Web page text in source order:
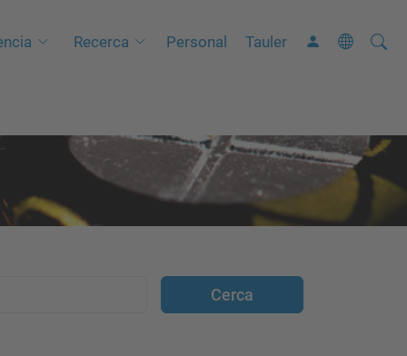
Recerca Personal Tauler Cerca
C
a
a